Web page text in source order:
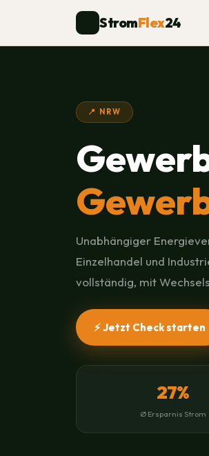
StromFlex24
📍 NRW
Unabhängiger
Einzelhandel und
vollständig, mit
⚡ Jetzt Check starten
27%
Ø Ersparnis Strom